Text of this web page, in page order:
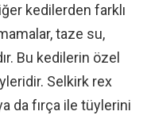
kedilerden farklı
taze su,
Bu kedilerin özel
Selkirk rex
da fırça ile tüylerini